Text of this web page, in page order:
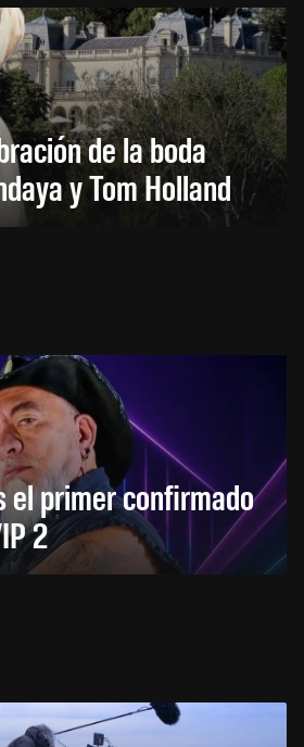
de la boda
y Tom Holland
el primer confirmado
2